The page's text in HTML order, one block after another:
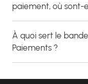
paiement, où sont-
À quoi sert le
Paiements ?